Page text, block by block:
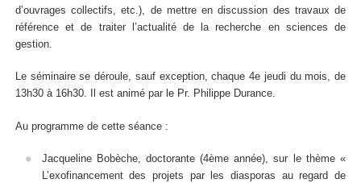
d’ouvrages collectifs, etc.), de mettre en discussion des travaux de
référence et de traiter l’actualité de la recherche en sciences de
gestion.
Le séminaire se déroule, sauf exception, chaque 4e jeudi du mois, de
13h30 à 16h30. Il est animé par le Pr. Philippe Durance.
Au programme de cette séance :
Jacqueline Bobèche, doctorante (4ème année), sur le thème «
L’exofinancement des projets par les diasporas au regard de